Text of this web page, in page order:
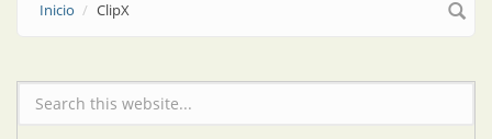
Inicio ClipX
Formulario de búsqueda